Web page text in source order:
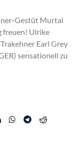
Gestüt Murtal
freuen! Ulrike
Earl Grey
sensationell zu